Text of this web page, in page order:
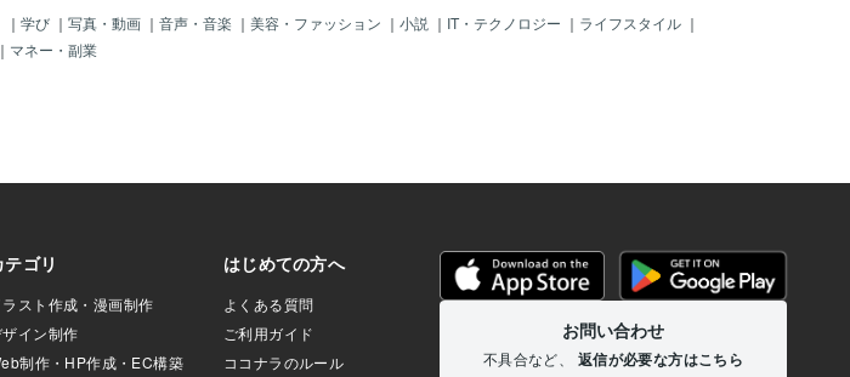
｜ 学び ｜ 写真・動画 ｜ 音声・音楽 ｜ 美容・ファッション ｜ 小説 ｜ IT・テクノロジー ｜ ライフスタイル ｜
｜ マネー・副業